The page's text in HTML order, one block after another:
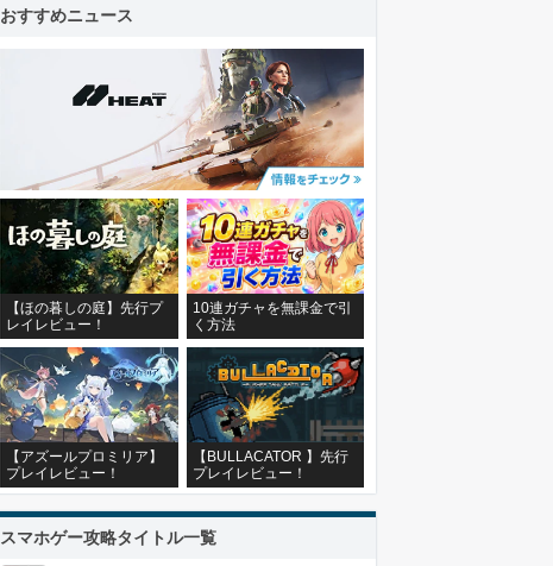
おすすめニュース
【ほの暮しの庭】先行プ
レイレビュー！
10連ガチャを無課金で引
く方法
【アズールプロミリア】
プレイレビュー！
【BULLACATOR 】先行
プレイレビュー！
スマホゲー攻略タイトル一覧